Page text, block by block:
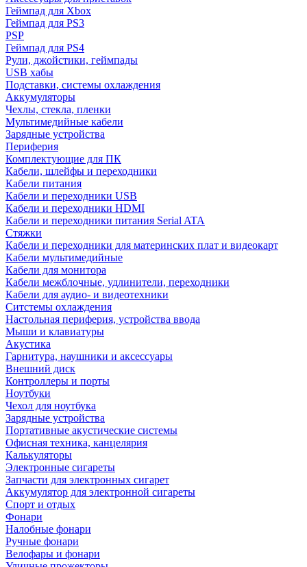
Геймпад для Xbox
Геймпад для PS3
PSP
Геймпад для PS4
Рули, джойстики, геймпады
USB хабы
Подставки, системы охлаждения
Аккумуляторы
Чехлы, стекла, пленки
Мультимедийные кабели
Зарядные устройства
Периферия
Комплектующие для ПК
Кабели, шлейфы и переходники
Кабели питания
Кабели и переходники USB
Кабели и переходники HDMI
Кабели и переходники питания Serial ATA
Стяжки
Кабели и переходники для материнских плат и видеокарт
Кабели мультимедийные
Кабели для монитора
Кабели межблочные, удлинители, переходники
Кабели для аудио- и видеотехники
Ситстемы охлаждения
Настольная периферия, устройства ввода
Мыши и клавиатуры
Акустика
Гарнитура, наушники и аксессуары
Внешний диск
Контроллеры и порты
Ноутбуки
Чехол для ноутбука
Зарядные устройства
Портативные акустические системы
Офисная техника, канцелярия
Калькуляторы
Электронные сигареты
Запчасти для электронных сигарет
Аккумулятор для электронной сигареты
Спорт и отдых
Фонари
Налобные фонари
Ручные фонари
Велофары и фонари